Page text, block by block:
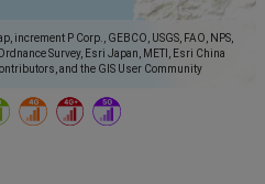
increment P Corp., GEBCO, USGS, FAO, NPS,
Survey, Esri Japan, METI, Esri China
and the GIS User Community